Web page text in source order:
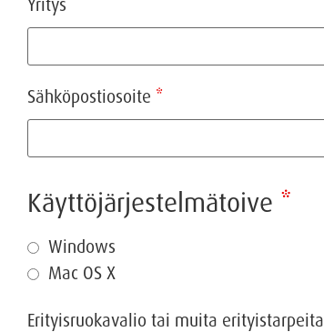
Yritys
Sähköpostiosoite *
Käyttöjärjestelmätoive *
Windows
Mac OS X
Erityisruokavalio tai muita erityistarpeita